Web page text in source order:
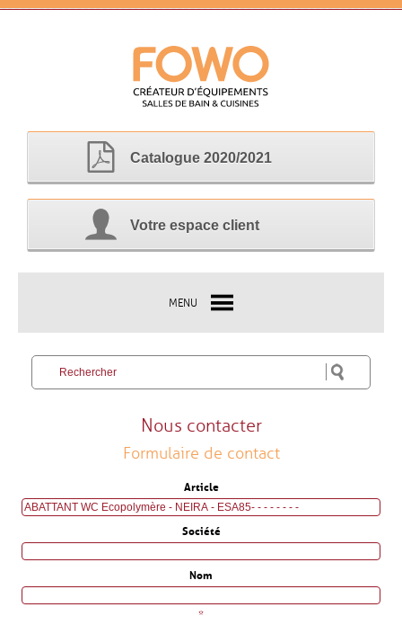
Catalogue 2020/2021
Votre espace client
MENU
Nous contacter
Formulaire de contact
Article
Société
Nom
*